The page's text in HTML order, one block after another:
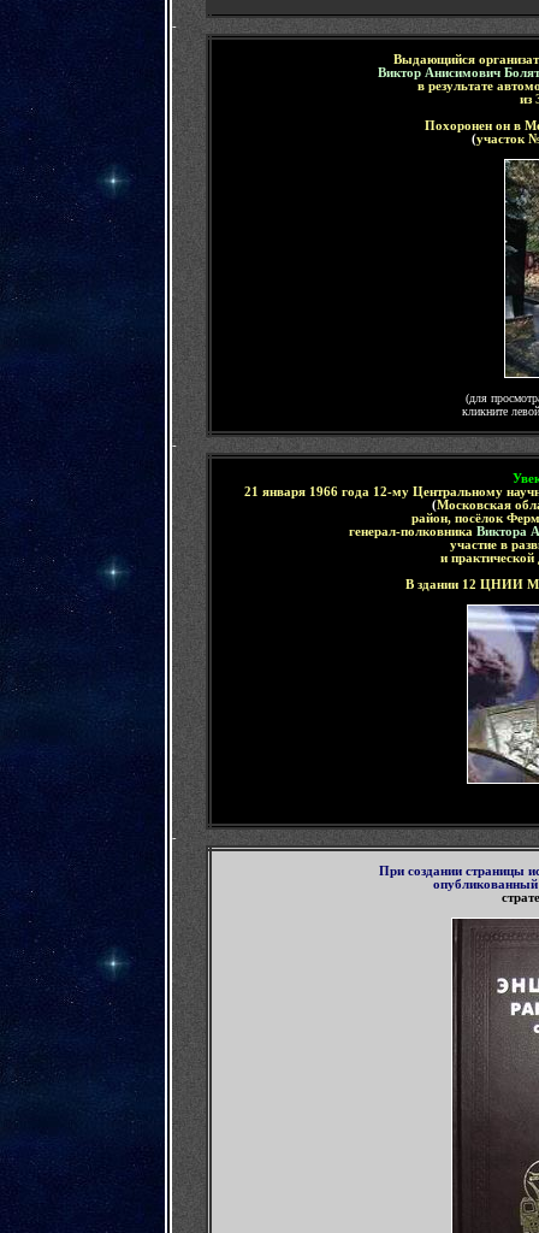
-
Выдающийся
Виктор Анисимович
в результате
из
Похоронен он в
(участок
(для
кликните
-
21 января 1966 года 12-му Центральному
(Московская
район, посёлок
генерал-полковника Виктора
участие в
и практической
В здании12 ЦНИИ
-
При создании страницы